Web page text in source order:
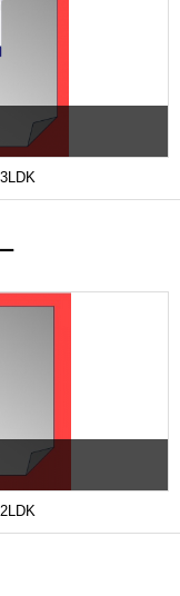
3LDK
2LDK